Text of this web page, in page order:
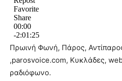
Πρωινή Φωνή, Πάρος,
,parosvoice.com, Κυκλάδες,
ραδιόφωνο.